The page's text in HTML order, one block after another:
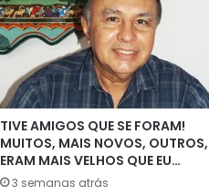
TIVE AMIGOS QUE SE FORAM!
MUITOS, MAIS NOVOS, OUTROS,
ERAM MAIS VELHOS QUE EU…
3 semanas atrás